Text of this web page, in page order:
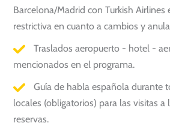
Barcelona/Madrid con Turkish Airlines
restrictiva en cuanto a cambios y
Traslados aeropuerto - hotel -
mencionados en el programa.
Guía de habla española durante
locales (obligatorios) para las visitas a
reservas.